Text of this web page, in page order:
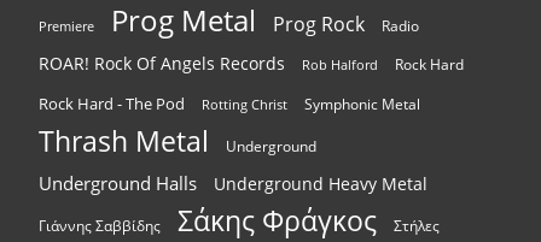
Premiere Prog Metal Prog Rock Radio
ROAR! Rock Of Angels Records Rob Halford Rock Hard
Rock Hard - The Pod Rotting Christ Symphonic Metal
Thrash Metal Underground
Underground Halls Underground Heavy Metal
Γιάννης Σαββίδης Σάκης Φράγκος Στήλες